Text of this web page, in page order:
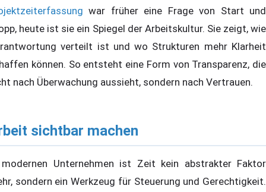
war früher eine Frage von Start und
heute ist sie ein Spiegel der Arbeitskultur. Sie zeigt, wie
verteilt ist und wo Strukturen mehr Klarheit
können. So entsteht eine Form von Transparenz, die
nach Überwachung aussieht, sondern nach Vertrauen.
sichtbar machen
Unternehmen ist Zeit kein abstrakter Faktor
sondern ein Werkzeug für Steuerung und Gerechtigkeit.